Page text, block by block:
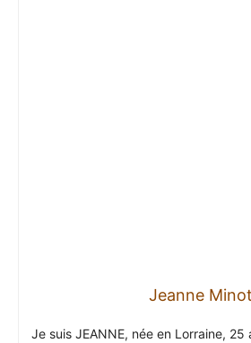
Jeanne Minot
Je suis JEANNE, née en Lorraine, 25